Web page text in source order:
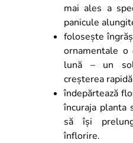
mai ales a
panicule
folosește
ornamentale
lună – un
creșterea
îndepărtează
încuraja planta
să își
înflorire.